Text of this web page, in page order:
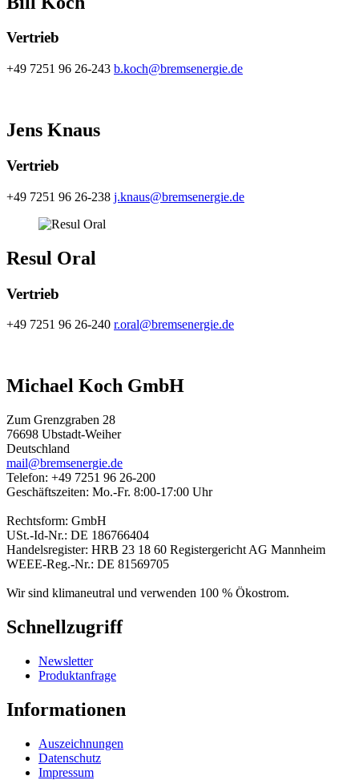
Vertrieb
+49 7251 96 26-243 b.koch@bremsenergie.de
Jens Knaus
Vertrieb
+49 7251 96 26-238 j.knaus@bremsenergie.de
Resul Oral
Vertrieb
+49 7251 96 26-240 r.oral@bremsenergie.de
Michael Koch GmbH
Zum Grenzgraben 28
76698 Ubstadt-Weiher
Deutschland
mail@bremsenergie.de
Telefon: +49 7251 96 26-200
Geschäftszeiten: Mo.-Fr. 8:00-17:00 Uhr
Rechtsform: GmbH
USt.-Id-Nr.: DE 186766404
Handelsregister: HRB 23 18 60 Registergericht AG Mannheim
WEEE-Reg.-Nr.: DE 81569705
Wir sind klimaneutral und verwenden 100 % Ökostrom.
Schnellzugriff
Newsletter
Produktanfrage
Informationen
Auszeichnungen
Datenschutz
Impressum